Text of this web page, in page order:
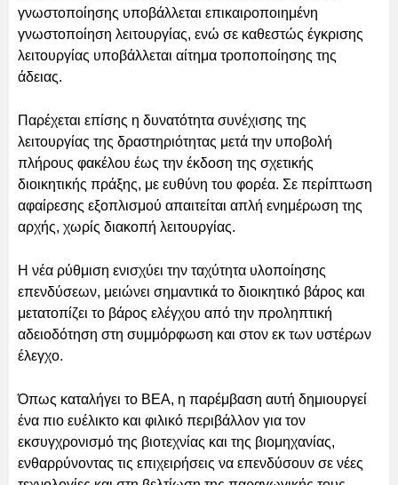
γνωστοποίησης υποβάλλεται επικαιροποιημένη
γνωστοποίηση λειτουργίας, ενώ σε καθεστώς έγκρισης
λειτουργίας υποβάλλεται αίτημα τροποποίησης της
άδειας.
Παρέχεται επίσης η δυνατότητα συνέχισης της
λειτουργίας της δραστηριότητας μετά την υποβολή
πλήρους φακέλου έως την έκδοση της σχετικής
διοικητικής πράξης, με ευθύνη του φορέα. Σε περίπτωση
αφαίρεσης εξοπλισμού απαιτείται απλή ενημέρωση της
αρχής, χωρίς διακοπή λειτουργίας.
Η νέα ρύθμιση ενισχύει την ταχύτητα υλοποίησης
επενδύσεων, μειώνει σημαντικά το διοικητικό βάρος και
μετατοπίζει το βάρος ελέγχου από την προληπτική
αδειοδότηση στη συμμόρφωση και στον εκ των υστέρων
έλεγχο.
Όπως καταλήγει το ΒΕΑ, η παρέμβαση αυτή δημιουργεί
ένα πιο ευέλικτο και φιλικό περιβάλλον για τον
εκσυγχρονισμό της βιοτεχνίας και της βιομηχανίας,
ενθαρρύνοντας τις επιχειρήσεις να επενδύσουν σε νέες